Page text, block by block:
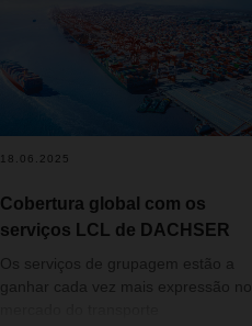
18.06.2025
Cobertura global com os
serviços LCL de DACHSER
Os serviços de grupagem estão a
ganhar cada vez mais expressão no